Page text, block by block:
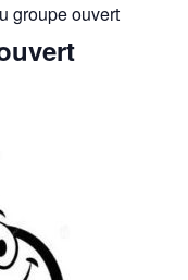
groupe ouvert